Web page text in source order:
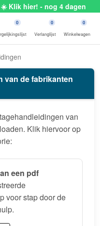
Klik hier! - nog 4 dagen
0 0
Verlanglijst
0
Winkelwagen
van de fabrikanten
van
Klik hiervoor op
een pdf
voor stap door de